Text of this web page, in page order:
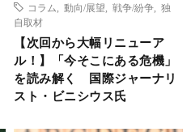
コラム
動向/展望 戦争/紛争
独
自取材
【次回から大幅リニューア
ル！】「今そこにある危機」
を読み解く 国際ジャーナリ
スト・ビニシウス氏